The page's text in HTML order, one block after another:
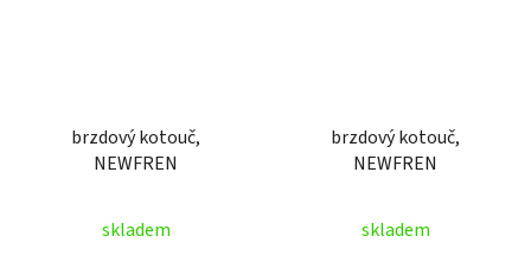
brzdový kotouč,
NEWFREN
skladem
brzdový kotouč,
NEWFREN
skladem